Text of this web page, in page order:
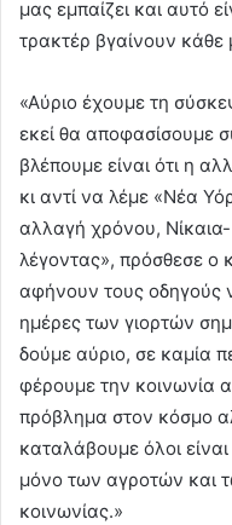
μας εμπαίζει και αυτό
τρακτέρ βγαίνουν κάθε
«Αύριο έχουμε τη
εκεί θα αποφασίσουμε
βλέπουμε είναι ότι η
κι αντί να λέμε «Νέα
αλλαγή χρόνου,
λέγοντας», πρόσθεσε ο
αφήνουν τους οδηγούς
ημέρες των γιορτών
δούμε αύριο, σε καμία
φέρουμε την κοινωνία
πρόβλημα στον κόσμο
καταλάβουμε όλοι
μόνο των αγροτών και
κοινωνίας.»